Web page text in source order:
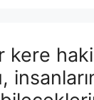
kere